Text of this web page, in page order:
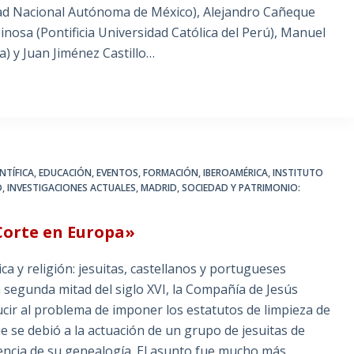
Nacional Autónoma de México), Alejandro Cañeque
(Pontificia Universidad Católica del Perú), Manuel
y Juan Jiménez Castillo…
,EDUCACIÓN,EVENTOS,FORMACIÓN,IBEROAMÉRICA,INSTITUTO
,INVESTIGACIONES ACTUALES,MADRID, SOCIEDAD Y PATRIMONIO:
en Europa»
y religión: jesuitas, castellanos y portugueses
mitad del siglo XVI, la Compañía de Jesús
al problema de imponer los estatutos de limpieza de
se debió a la actuación de un grupo de jesuitas de